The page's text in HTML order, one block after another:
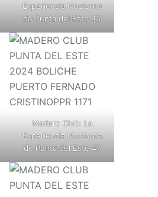
Experiencia Nocturna
de Punta del Este 45
Madero Club: La
Experiencia Nocturna
de Punta del Este 47